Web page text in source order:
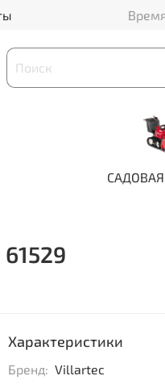
Характеристики
Бренд: Villartec